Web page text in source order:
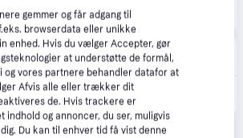
4.8 (428)
,2-4 dage
Switch Spil
Eller 3 betalinger af 80 kr.
gemmer og får adgang til
browserdata eller unikke
enhed. Hvis du vælger Accepter, gør
at understøtte de formål,
og vores partnere behandler datafor at
Afvis alle eller trækker dit
de. Hvis trackere er
indhold og annoncer, du ser, muligvis
Du kan til enhver tid få vist denne